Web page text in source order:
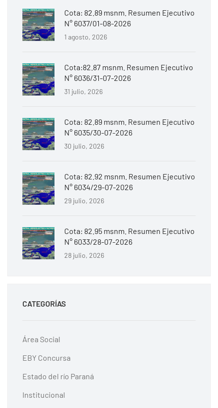
Cota: 82.89 msnm. Resumen Ejecutivo
N° 6037/01-08-2026
1 agosto, 2026
Cota:82.87 msnm. Resumen Ejecutivo
N° 6036/31-07-2026
31 julio, 2026
Cota: 82.89 msnm. Resumen Ejecutivo
N° 6035/30-07-2026
30 julio, 2026
Cota: 82.92 msnm. Resumen Ejecutivo
N° 6034/29-07-2026
29 julio, 2026
Cota: 82.95 msnm. Resumen Ejecutivo
N° 6033/28-07-2026
28 julio, 2026
CATEGORÍAS
Área Social
EBY Concursa
Estado del río Paraná
Institucional